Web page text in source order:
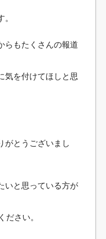
らもたくさんの報道
気を付けてほしと思
がとうございまし
いと思っている方が
ださい。